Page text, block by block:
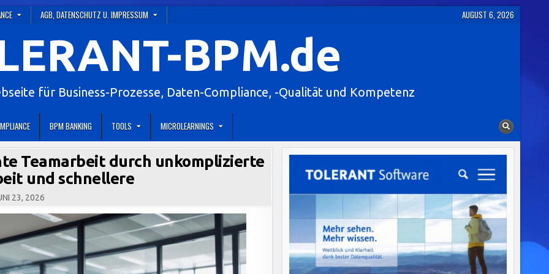
AGB, DATENSCHUTZ U. IMPRESSUM AUGUST 6, 2026
BPM.de
für Business-Prozesse, Daten-Compliance, -Qualität und Kompetenz
BPM BANKING TOOLS MICROLEARNINGS
Teamarbeit durch unkomplizierte
und schnellere
23, 2026